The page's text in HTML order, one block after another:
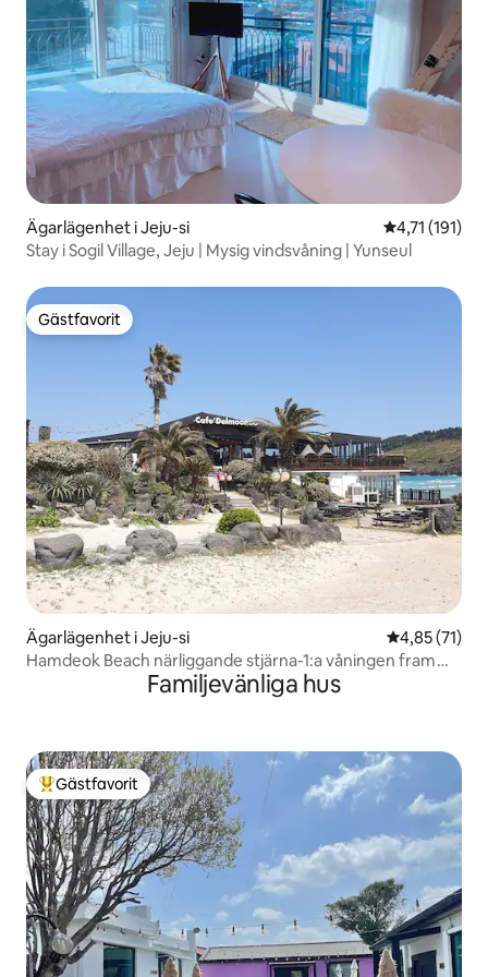
Ägarlägenhet i Jeju-si 4,71 av 5 i
4,71 (191)
Stay i Sogil Village, Jeju | Mysig vindsvåning | Yunseul
Gästfavorit
Gästfavorit
Ägarlägenhet i Jeju-si 4,85 av 5 i
4,85 (71)
Hamdeok Beach närliggande stjärna-1:a våningen fram
(massagestol, spelkonsol, Netflix, YouTube)
Familjevänliga hus
Populär gästfavorit
Gästfavorit